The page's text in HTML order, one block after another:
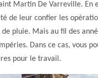
Martin De Varreville. En
de leur confier les
pluie. Mais au fil des
Dans ce cas, vous
pour le travail.